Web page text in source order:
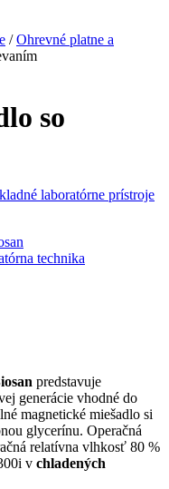
/Ohrevné platne a
so
laboratórne prístroje
predstavuje
generácie vhodné do
magnetické miešadlo si
glycerínu. Operačná
relatívna vlhkosť 80 %
v chladených